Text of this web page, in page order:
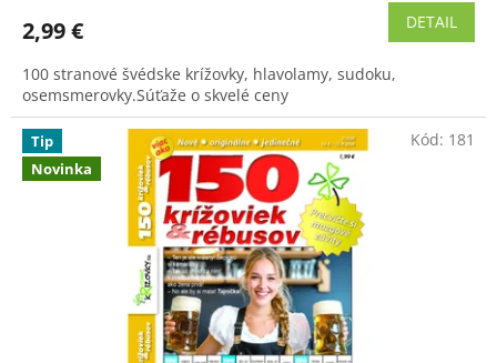
je
z
5
hviezdičiek.
2,99 € DETAIL
100 stranové švédske krížovky, hlavolamy, sudoku,
osemsmerovky.Súťaže o skvelé ceny
Tip
Novinka
Kód: 181